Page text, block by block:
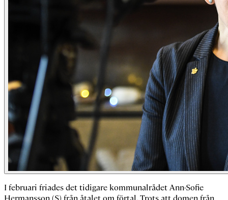
I februari friades det tidigare kommunalrådet Ann-Sofie